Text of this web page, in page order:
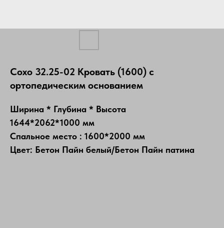
Сохо 32.25-02 Кровать (1600) с
ортопедическим основанием
Ширина * Глубина * Высота
1644*2062*1000 мм
Спальное место : 1600*2000 мм
Цвет: Бетон Пайн белый/Бетон Пайн патина